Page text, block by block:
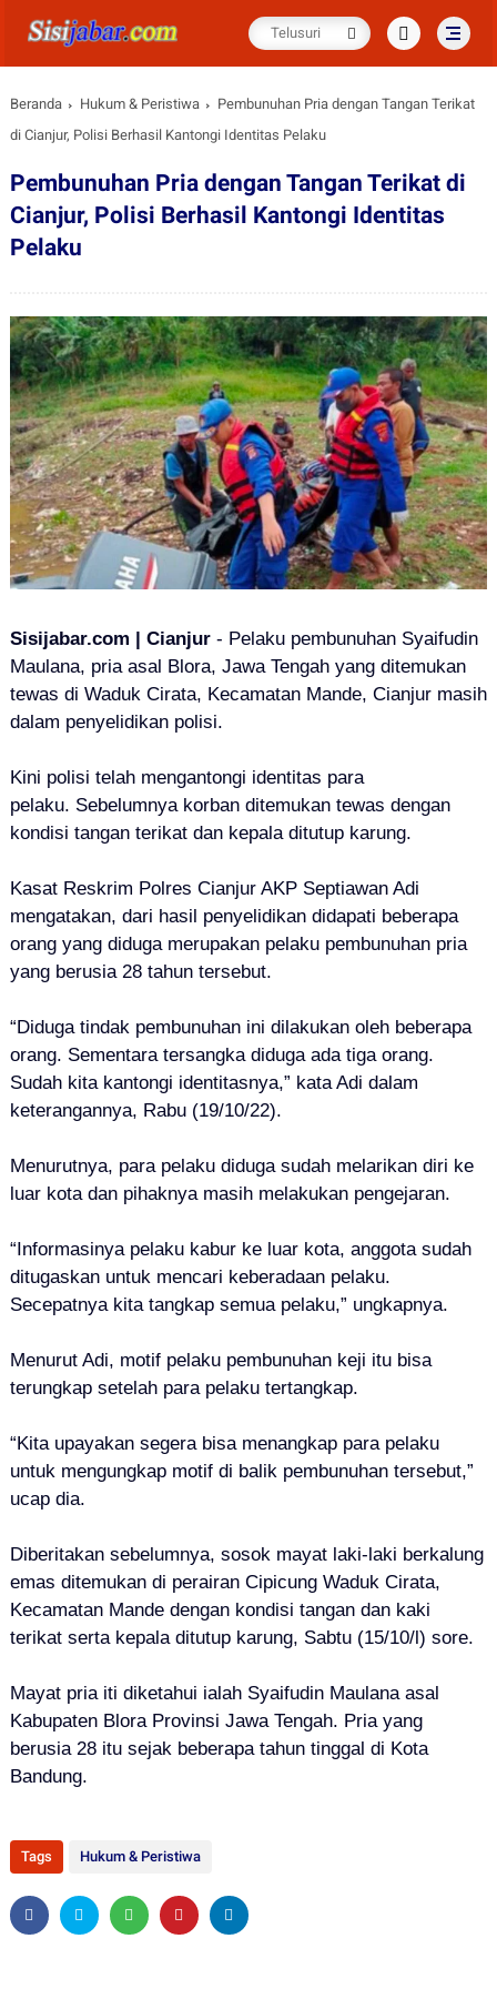
Beranda Hukum & Peristiwa
Pembunuhan Pria dengan Tangan Terikat
di Cianjur, Polisi Berhasil Kantongi Identitas Pelaku
Pembunuhan Pria dengan Tangan Terikat di
Cianjur, Polisi Berhasil Kantongi Identitas
Pelaku
Sisijabar.com | Cianjur - Pelaku pembunuhan Syaifudin
Maulana, pria asal Blora, Jawa Tengah yang ditemukan
tewas di Waduk Cirata, Kecamatan Mande, Cianjur masih
dalam penyelidikan polisi.
Kini polisi telah mengantongi identitas para
pelaku. Sebelumnya korban ditemukan tewas dengan
kondisi tangan terikat dan kepala ditutup karung.
Kasat Reskrim Polres Cianjur AKP Septiawan Adi
mengatakan, dari hasil penyelidikan didapati beberapa
orang yang diduga merupakan pelaku pembunuhan pria
yang berusia 28 tahun tersebut.
“Diduga tindak pembunuhan ini dilakukan oleh beberapa
orang. Sementara tersangka diduga ada tiga orang.
Sudah kita kantongi identitasnya,” kata Adi dalam
keterangannya, Rabu (19/10/22).
Menurutnya, para pelaku diduga sudah melarikan diri ke
luar kota dan pihaknya masih melakukan pengejaran.
“Informasinya pelaku kabur ke luar kota, anggota sudah
ditugaskan untuk mencari keberadaan pelaku.
Secepatnya kita tangkap semua pelaku,” ungkapnya.
Menurut Adi, motif pelaku pembunuhan keji itu bisa
terungkap setelah para pelaku tertangkap.
“Kita upayakan segera bisa menangkap para pelaku
untuk mengungkap motif di balik pembunuhan tersebut,”
ucap dia.
Diberitakan sebelumnya, sosok mayat laki-laki berkalung
emas ditemukan di perairan Cipicung Waduk Cirata,
Kecamatan Mande dengan kondisi tangan dan kaki
terikat serta kepala ditutup karung, Sabtu (15/10/l) sore.
Mayat pria iti diketahui ialah Syaifudin Maulana asal
Kabupaten Blora Provinsi Jawa Tengah. Pria yang
berusia 28 itu sejak beberapa tahun tinggal di Kota
Bandung.
Tags Hukum & Peristiwa